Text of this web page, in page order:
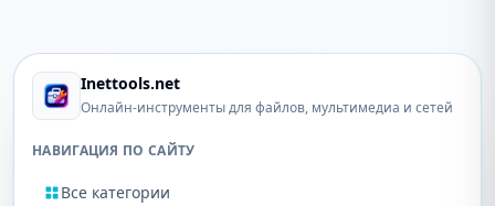
Inettools.net
Онлайн-инструменты для файлов, мультимедиа и сетей
НАВИГАЦИЯ ПО САЙТУ
Все категории